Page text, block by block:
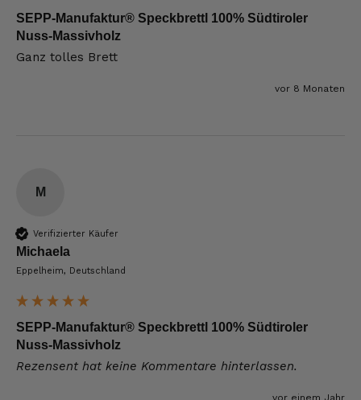
SEPP-Manufaktur® Speckbrettl 100% Südtiroler
Nuss-Massivholz
Ganz tolles Brett
vor 8 Monaten
M
Verifizierter Käufer
Michaela
Eppelheim, Deutschland
SEPP-Manufaktur® Speckbrettl 100% Südtiroler
Nuss-Massivholz
Rezensent hat keine Kommentare hinterlassen.